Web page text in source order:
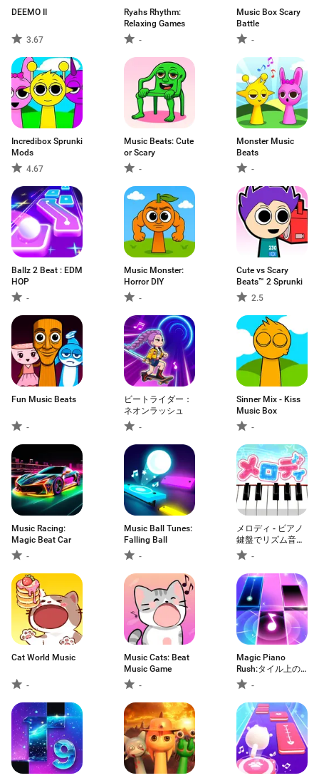
DEEMO II
3.67
Ryahs Rhythm:
Relaxing Games
-
Music Box Scary
Battle
-
Incredibox Sprunki
Mods
4.67
Music Beats: Cute
or Scary
-
Monster Music
Beats
-
Ballz 2 Beat : EDM
HOP
-
Music Monster:
Horror DIY
-
Cute vs Scary
Beats™ 2 Sprunki
2.5
Fun Music Beats
-
ビートライダー：
ネオンラッシュ
-
Sinner Mix - Kiss
Music Box
-
Music Racing:
Magic Beat Car
-
Music Ball Tunes:
Falling Ball
-
メロディ - ピアノ
鍵盤でリズム音楽
ゲーム
-
Cat World Music
-
Music Cats: Beat
Music Game
-
Magic Piano
Rush:タイル上の
音楽 -